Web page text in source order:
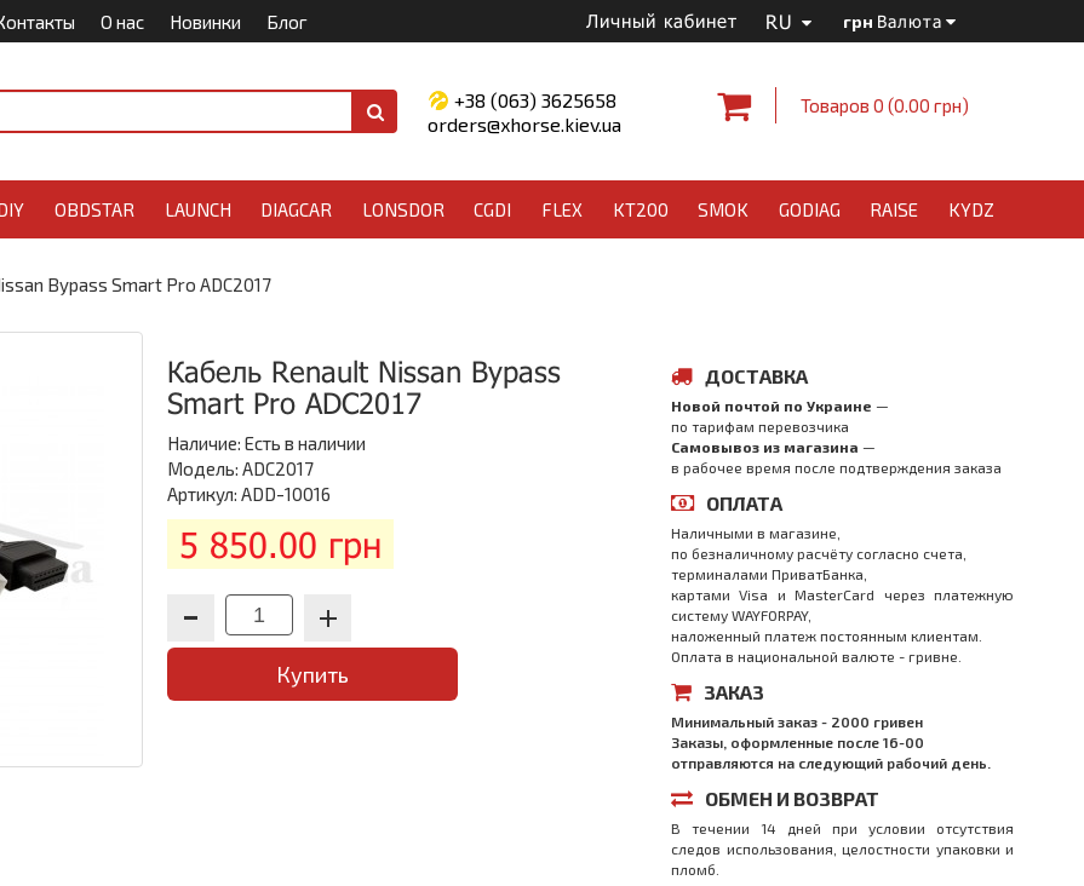
О нас Новинки Блог Личный кабинет RU грн Валюта
+38 (063) 3625658
orders@xhorse.kiev.ua
Товаров 0 (0.00 грн)
OBDSTAR LAUNCH DIAGCAR LONSDOR CGDI FLEX KT200 SMOK GODIAG RAISE KYDZ
Bypass Smart Pro ADC2017
Кабель Renault Nissan Bypass
Smart Pro ADC2017
Наличие: Есть в наличии
Модель: ADC2017
Артикул: ADD-10016
5 850.00 грн
Купить
ДОСТАВКА
Новой почтой по Украине —
по тарифам перевозчика
Самовывоз из магазина —
в рабочее время после подтверждения заказа
ОПЛАТА
Наличными в магазине,
по безналичному расчёту согласно счета,
терминалами ПриватБанка,
картами Visa и MasterCard через платежную
систему WAYFORPAY,
наложенный платеж постоянным клиентам.
Оплата в национальной валюте - гривне.
ЗАКАЗ
Минимальный заказ - 2000 гривен
Заказы, оформленные после 16-00
отправляются на следующий рабочий день.
ОБМЕН И ВОЗВРАТ
В течении 14 дней при условии отсутствия
следов использования, целостности упаковки и
пломб.